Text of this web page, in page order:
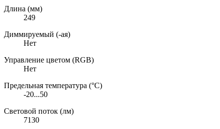
Длина (мм)
249
Диммируемый (-ая)
Нет
Управление цветом (RGB)
Нет
Предельная температура (°C)
-20...50
Световой поток (лм)
7130